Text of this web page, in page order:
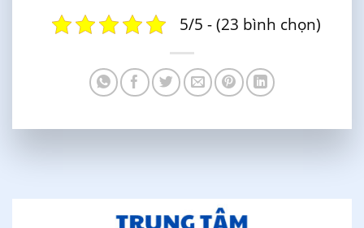
5/5 - (23 bình chọn)